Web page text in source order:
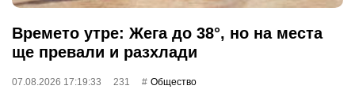
Времето утре: Жега до 38°, но на места
ще превали и разхлади
07.08.2026 17:19:33 231 Общество